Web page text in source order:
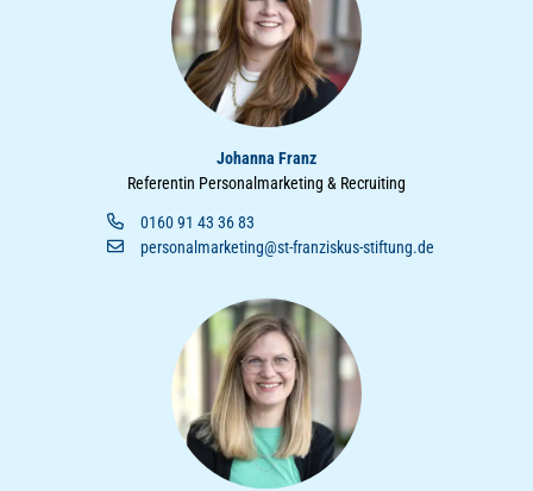
Johanna Franz
Referentin Personalmarketing & Recruiting
0160 91 43 36 83
personalmarketing@st-franziskus-stiftung.de